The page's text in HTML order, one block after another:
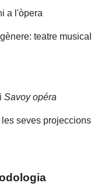
a l'òpera
teatre musical
iSavoy opéra
seves projeccions